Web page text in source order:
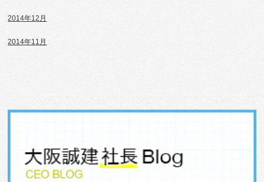
2014年12月
2014年11月